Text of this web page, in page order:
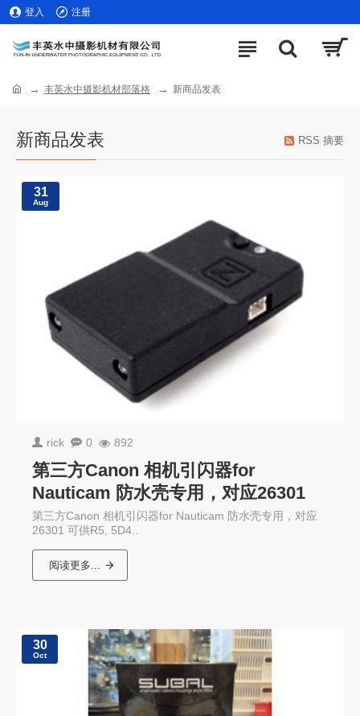
登入 注册
丰英水中摄影机材部落格 新商品发表
新商品发表 RSS 摘要
31
Aug
rick 0 892
第三方Canon 相机引闪器for
Nauticam 防水壳专用，对应26301
第三方Canon 相机引闪器for Nauticam 防水壳专用，对应
26301 可供R5, 5D4..
阅读更多...
30
Oct